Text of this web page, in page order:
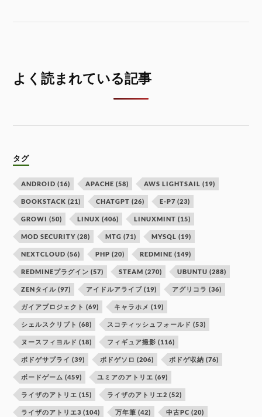
よく読まれている記事
タグ
ANDROID (16) APACHE (58) AWS LIGHTSAIL (19)
BOOKSTACK (21) CHATGPT (26) E-P7 (23)
GROWI (50) LINUX (406) LINUXMINT (15)
MOD SECURITY (28) MTG (71) MYSQL (19)
NEXTCLOUD (56) PHP (20) REDMINE (149)
REDMINEプラグイン (57) STEAM (270) UBUNTU (288)
ZENタイル (97) アイドルアライブ (19) アグリコラ (36)
ガイアプロジェクト (69) キャラホメ (19)
シェルスクリプト (68) スコティッシュフォールド (53)
ヌースフィヨルド (18) フィギュア撮影 (116)
ボドゲサプライ (39) ボドゲソロ (206) ボドゲ収納 (76)
ボードゲーム (459) ユミアのアトリエ (69)
ライザのアトリエ (15) ライザのアトリエ2 (52)
ライザのアトリエ3 (104) 万年筆 (42) 中古PC (20)